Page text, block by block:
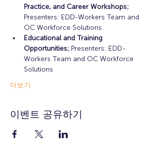
Practice, and Career Workshops;
Presenters: EDD-Workers Team and
OC Workforce Solutions
Educational and Training
Opportunities; Presenters: EDD-
Workers Team and OC Workforce
Solutions
더보기
이벤트 공유하기